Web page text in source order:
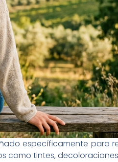
específicamente para
como tintes,